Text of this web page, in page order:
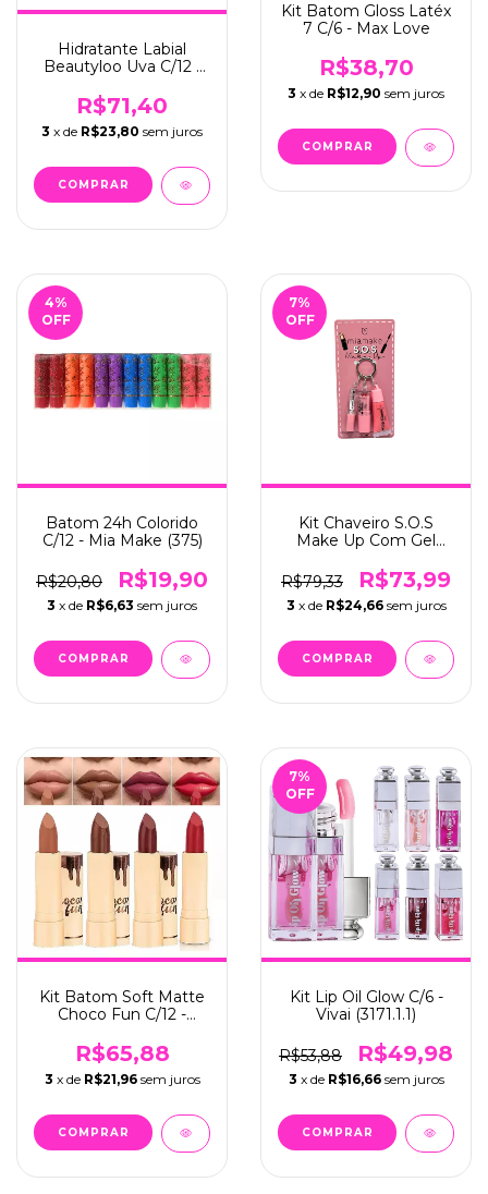
Hidratante Labial
Beautyloo Uva C/12 -
R$71,40
3 x de R$23,80 sem juros
Kit Batom Gloss Latéx
7 C/6 - Max Love
R$38,70
3 x de R$12,90 sem juros
4%
OFF
Batom 24h Colorido
C/12 - Mia Make (375)
R$20,80 R$19,90
3 x de R$6,63 sem juros
7%
OFF
Kit Chaveiro S.O.S
Make Up Com Gel
C/6 - Mia Make (566)
R$79,33 R$73,99
3 x de R$24,66 sem juros
Kit Batom Soft Matte
Choco Fun C/12 -
R$65,88
3 x de R$21,96 sem juros
7%
OFF
Kit Lip Oil Glow C/6 -
Vivai (3171.1.1)
R$53,88 R$49,98
3 x de R$16,66 sem juros